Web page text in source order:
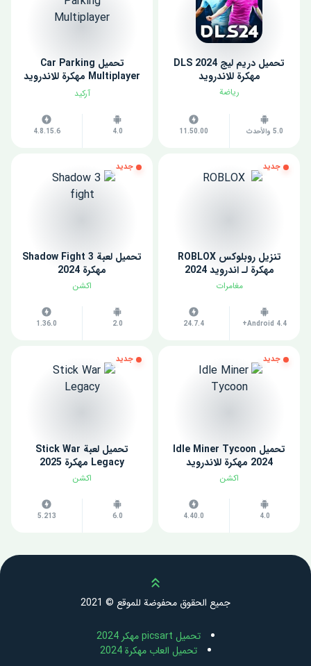
تحميل دريم ليج 2024 DLS
مهكرة للاندرويد
رياضة
5.0 والأحدث 11.50.00
تحميل Car Parking
Multiplayer مهكرة للاندرويد
اخر اصدار
آركيد
4.0
4.8.15.6
جديد
تنزيل روبلوكس ROBLOX
مهكرة لـ اندرويد 2024
مغامرات
Android 4.4+
24.7.4
جديد
تحميل لعبة Shadow Fight 3
مهكرة 2024
اكشن
2.0
1.36.0
جديد
تحميل Idle Miner Tycoon
2024 مهكرة للاندرويد
اكشن
4.0
4.40.0
جديد
تحميل لعبة Stick War
Legacy مهكرة 2025
اكشن
6.0
5.213
Scroll up
جميع الحقوق محفوضة للموقع © 2021
تحميل picsart مهكر 2024
تحميل العاب مهكرة 2024